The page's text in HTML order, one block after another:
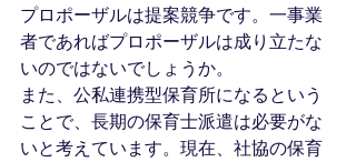
プロポーザルは提案競争です。一事業
者であればプロポーザルは成り立たな
いのではないでしょうか。
また、公私連携型保育所になるという
ことで、長期の保育士派遣は必要がな
いと考えています。現在、社協の保育